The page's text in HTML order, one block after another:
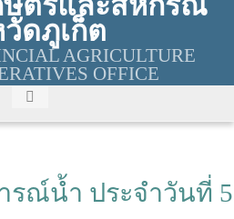
ดภูเก็ต
AGRICULTURE
OFFICE
รณ์น้ำ ประจำวันที่ 5